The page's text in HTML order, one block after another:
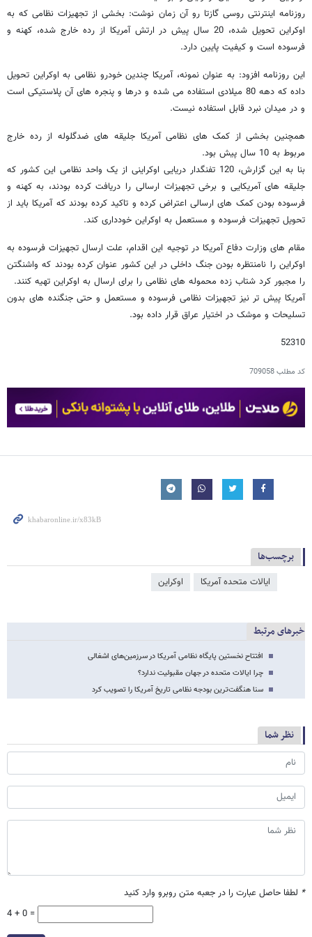
روزنامه اینترنتی روسی گازتا رو آن زمان نوشت: بخشی از تجهیزات نظامی که به
اوکراین تحویل شده، 20 سال پیش در ارتش آمریکا از رده خارج شده، کهنه و
فرسوده است و کیفیت پایین دارد.
این روزنامه افزود: به عنوان نمونه، آمریکا چندین خودرو نظامی به اوکراین تحویل
داده که دهه 80 میلادی استفاده می شده و درها و پنجره های آن پلاستیکی است
و در میدان نبرد قابل استفاده نیست.
همچنین بخشی از کمک های نظامی آمریکا جلیقه های ضدگلوله از رده خارج
مربوط به 10 سال پیش بود.
بنا به این گزارش، 120 تفنگدار دریایی اوکراینی از یک واحد نظامی این کشور که
جلیقه های آمریکایی و برخی تجهیزات ارسالی را دریافت کرده بودند، به کهنه و
فرسوده بودن کمک های ارسالی اعتراض کرده و تاکید کرده بودند که آمریکا باید از
تحویل تجهیزات فرسوده و مستعمل به اوکراین خودداری کند.
مقام های وزارت دفاع آمریکا در توجیه این اقدام، علت ارسال تجهیزات فرسوده به
اوکراین را نامنتظره بودن جنگ داخلی در این کشور عنوان کرده بودند که واشنگتن
را مجبور کرد شتاب زده محموله های نظامی را برای ارسال به اوکراین تهیه کنند.
آمریکا پیش تر نیز تجهیزات نظامی فرسوده و مستعمل و حتی جنگنده های بدون
تسلیحات و موشک در اختیار عراق قرار داده بود.
52310
کد مطلب709058
برچسب‌ها
ایالات متحده آمریکا اوکراین
خبرهای مرتبط
افتتاح نخستین پایگاه نظامی آمریکا در سرزمین‌های اشغالی
چرا ایالات متحده در جهان مقبولیت ندارد؟
سنا هنگفت‌ترین بودجه نظامی تاریخ آمریکا را تصویب کرد
نظر شما
* لطفا حاصل عبارت را در جعبه متن روبرو وارد کنید
4 + 0 =